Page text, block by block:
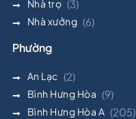
Nhà trọ (3)
Nhà xưởng (6)
Phường
An Lạc (2)
Bình Hưng Hòa (9)
Bình Hưng Hòa A (205)